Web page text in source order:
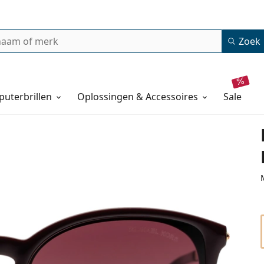
Zoek
Oplossingen & Accessoires sale